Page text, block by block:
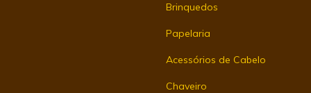
Brinquedos
Papelaria
Acessórios de Cabelo
Chaveiro